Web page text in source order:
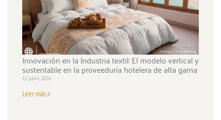
Innovación en la Industria textil: El modelo vertical y
sustentable en la proveeduría hotelera de alta gama
12 junio, 2026
Leer más »